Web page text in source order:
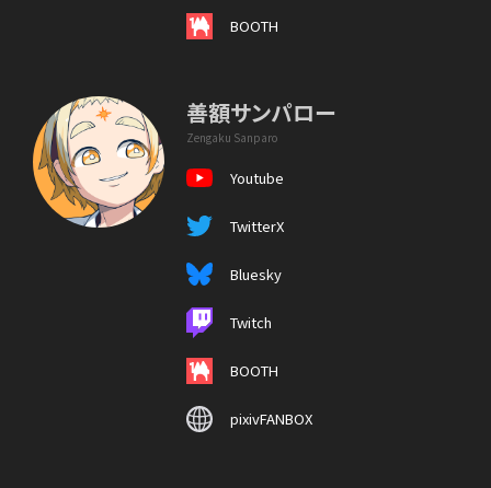
BOOTH
善額サンパロー
Zengaku Sanparo
Youtube
TwitterX
Bluesky
Twitch
BOOTH
pixivFANBOX